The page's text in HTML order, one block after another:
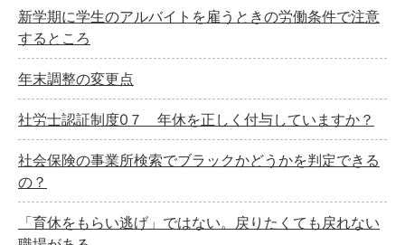
新学期に学生のアルバイトを雇うときの労働条件で注意
するところ
年末調整の変更点
社労士認証制度0７ 年休を正しく付与していますか？
社会保険の事業所検索でブラックかどうかを判定できる
の？
「育休をもらい逃げ」ではない。戻りたくても戻れない